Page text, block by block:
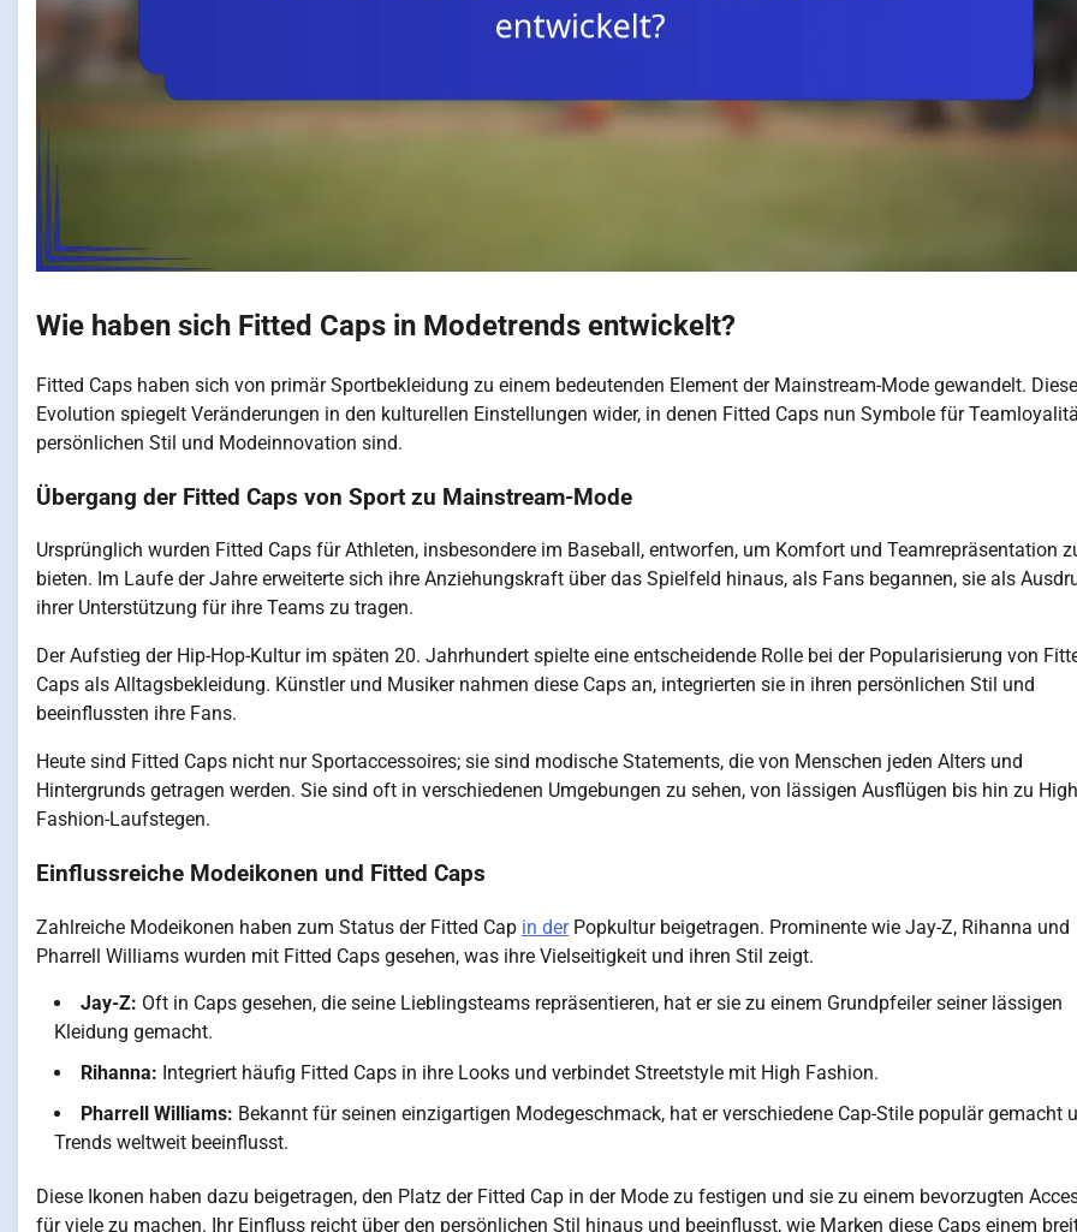
Wie haben sich Fitted Caps in Modetrends entwickelt?
Fitted Caps haben sich von primär Sportbekleidung zu einem bedeutenden Element der Mainstream-Mode gewandelt. Diese
Evolution spiegelt Veränderungen in den kulturellen Einstellungen wider, in denen Fitted Caps nun Symbole für
persönlichen Stil und Modeinnovation sind.
Übergang der Fitted Caps von Sport zu Mainstream-Mode
Ursprünglich wurden Fitted Caps für Athleten, insbesondere im Baseball, entworfen, um Komfort und Teamrepräsentation
bieten. Im Laufe der Jahre erweiterte sich ihre Anziehungskraft über das Spielfeld hinaus, als Fans begannen, sie als
ihrer Unterstützung für ihre Teams zu tragen.
Der Aufstieg der Hip-Hop-Kultur im späten 20. Jahrhundert spielte eine entscheidende Rolle bei der Popularisierung von
Caps als Alltagsbekleidung. Künstler und Musiker nahmen diese Caps an, integrierten sie in ihren persönlichen Stil und
beeinflussten ihre Fans.
Heute sind Fitted Caps nicht nur Sportaccessoires; sie sind modische Statements, die von Menschen jeden Alters und
Hintergrunds getragen werden. Sie sind oft in verschiedenen Umgebungen zu sehen, von lässigen Ausflügen bis hin zu
Fashion-Laufstegen.
Einflussreiche Modeikonen und Fitted Caps
Zahlreiche Modeikonen haben zum Status der Fitted Cap in derPopkultur beigetragen. Prominente wie Jay-Z, Rihanna und
Pharrell Williams wurden mit Fitted Caps gesehen, was ihre Vielseitigkeit und ihren Stil zeigt.
Jay-Z: Oft in Caps gesehen, die seine Lieblingsteams repräsentieren, hat er sie zu einem Grundpfeiler seiner lässigen
Kleidung gemacht.
Rihanna: Integriert häufig Fitted Caps in ihre Looks und verbindet Streetstyle mit High Fashion.
Pharrell Williams: Bekannt für seinen einzigartigen Modegeschmack, hat er verschiedene Cap-Stile populär gemacht
Trends weltweit beeinflusst.
Diese Ikonen haben dazu beigetragen, den Platz der Fitted Cap in der Mode zu festigen und sie zu einem bevorzugten
für viele zu machen. Ihr Einfluss reicht über den persönlichen Stil hinaus und beeinflusst, wie Marken diese Caps einem